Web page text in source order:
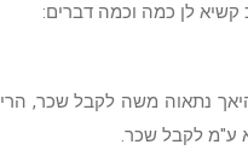
קשיא לן כמה וכמה דברים:
נתאוה משה לקבל שכר,
ע"מ לקבל שכר.